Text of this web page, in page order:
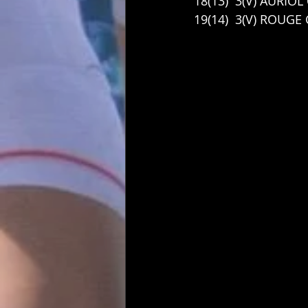
19(14)  3(V) ROUGE